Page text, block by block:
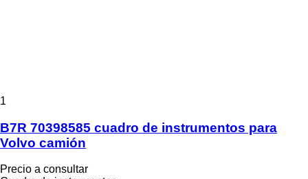
1
B7R 70398585 cuadro de instrumentos para
Volvo camión
Precio a consultar